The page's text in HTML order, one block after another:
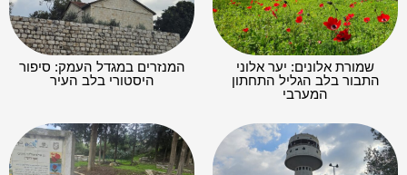
שמורת אלונים: יער אלוני
התבור בלב הגליל התחתון
המערבי
המנזרים במגדל העמק: סיפור
היסטורי בלב העיר